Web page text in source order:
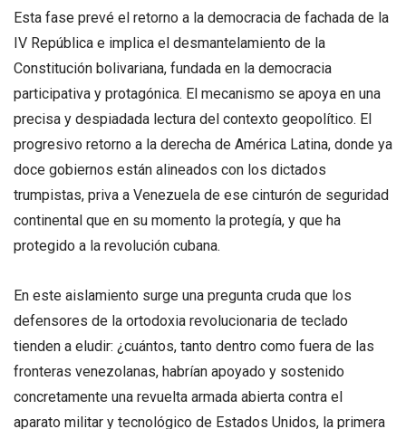
Esta fase prevé el retorno a la democracia de fachada de la
IV República e implica el desmantelamiento de la
Constitución bolivariana, fundada en la democracia
participativa y protagónica. El mecanismo se apoya en una
precisa y despiadada lectura del contexto geopolítico. El
progresivo retorno a la derecha de América Latina, donde ya
doce gobiernos están alineados con los dictados
trumpistas, priva a Venezuela de ese cinturón de seguridad
continental que en su momento la protegía, y que ha
protegido a la revolución cubana.
En este aislamiento surge una pregunta cruda que los
defensores de la ortodoxia revolucionaria de teclado
tienden a eludir: ¿cuántos, tanto dentro como fuera de las
fronteras venezolanas, habrían apoyado y sostenido
concretamente una revuelta armada abierta contra el
aparato militar y tecnológico de Estados Unidos, la primera